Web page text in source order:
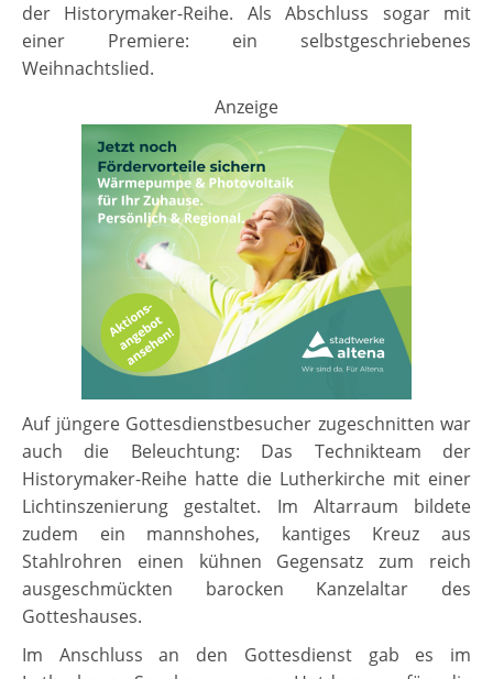
der Historymaker-Reihe. Als Abschluss sogar mit
einer Premiere: ein selbstgeschriebenes
Weihnachtslied.
Anzeige
Auf jüngere Gottesdienstbesucher zugeschnitten war
auch die Beleuchtung: Das Technikteam der
Historymaker-Reihe hatte die Lutherkirche mit einer
Lichtinszenierung gestaltet. Im Altarraum bildete
zudem ein mannshohes, kantiges Kreuz aus
Stahlrohren einen kühnen Gegensatz zum reich
ausgeschmückten barocken Kanzelaltar des
Gotteshauses.
Im Anschluss an den Gottesdienst gab es im